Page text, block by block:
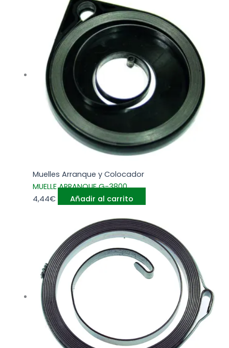
Muelles Arranque y Colocador
MUELLE ARRANQUE G-3800
4,44€ Añadir al carrito